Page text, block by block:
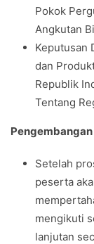
Pokok
Angkutan
Keputusan
dan
Republik
Tentang
Setelah
peserta
mengikuti
lanjutan